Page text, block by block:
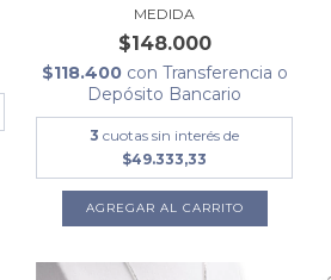
MEDIDA
$148.000
$118.400 con Transferencia o
Depósito Bancario
3 cuotas sin interés de
$49.333,33
AGREGAR AL CARRITO